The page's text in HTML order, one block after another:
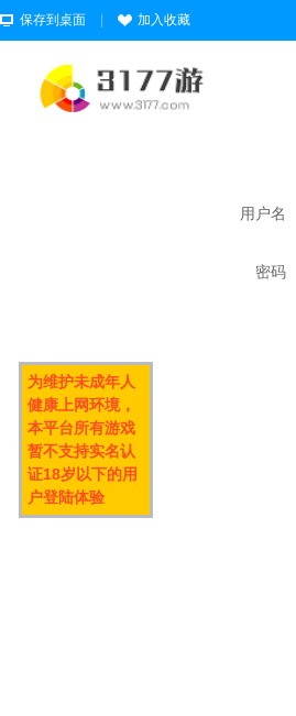
保存到桌面 加入收藏
用户名
密码
为维护未成年人
健康上网环境，
本平台所有游戏
暂不支持实名认
证18岁以下的用
户登陆体验